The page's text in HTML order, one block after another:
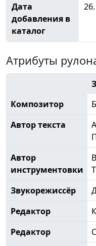
Дата
добавления в
каталог
Атрибуты
Композитор
Автор текста
Автор
инструментовки
Звукорежиссёр
Редактор
Редактор